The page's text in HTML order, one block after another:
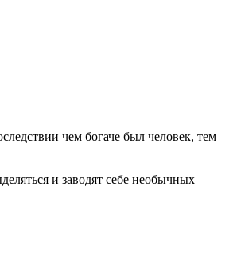
чем богаче был человек, тем
и заводят себе необычных